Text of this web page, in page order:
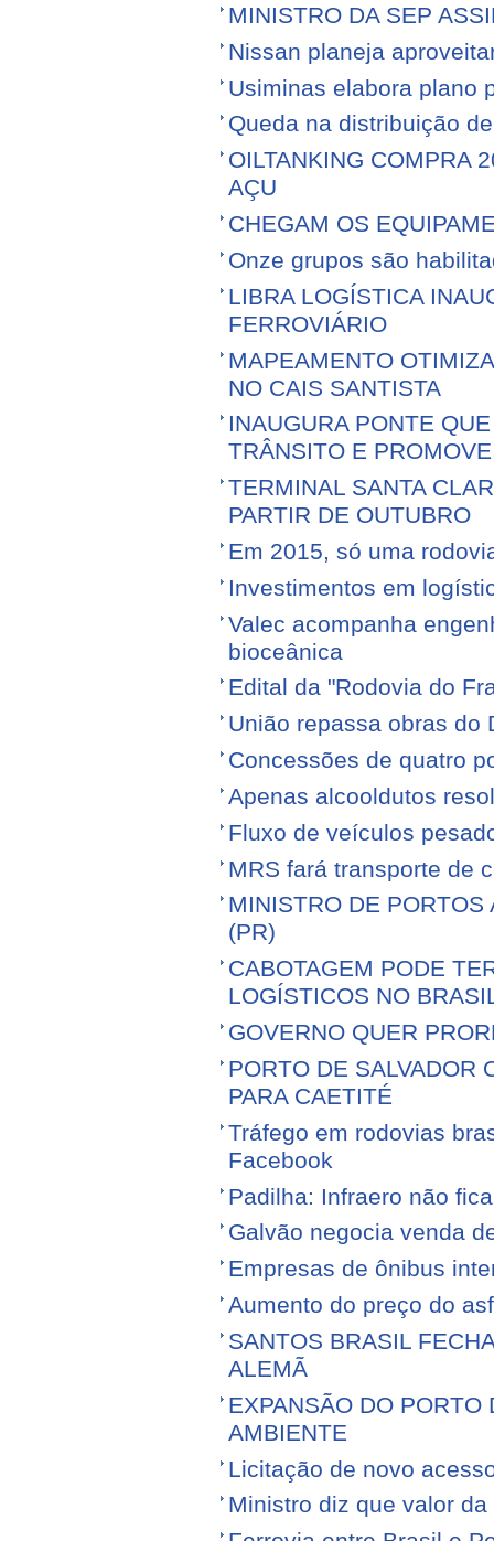
MINISTRO DA SEP
Nissan planeja
Usiminas elabora plano
Queda na distribuição
OILTANKING COMPRA
AÇU
CHEGAM OS
Onze grupos são
LIBRA LOGÍSTICA
FERROVIÁRIO
MAPEAMENTO
NO CAIS SANTISTA
INAUGURA PONTE
TRÂNSITO E
TERMINAL SANTA
PARTIR DE OUTUBRO
Em 2015, só uma
Investimentos em
Valec acompanha
bioceânica
Edital da "Rodovia do
União repassa obras do
Concessões de quatro
Apenas alcooldutos
Fluxo de veículos
MRS fará transporte de
MINISTRO DE
(PR)
CABOTAGEM PODE
LOGÍSTICOS NO
GOVERNO QUER
PORTO DE SALVADOR
PARA CAETITÉ
Tráfego em rodovias
Facebook
Padilha: Infraero não
Galvão negocia venda
Empresas de ônibus
Aumento do preço do
SANTOS BRASIL
ALEMÃ
EXPANSÃO DO PORTO
AMBIENTE
Licitação de novo
Ministro diz que valor